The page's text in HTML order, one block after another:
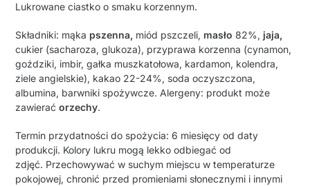
Lukrowane ciastko o smaku korzennym.
Składniki: mąka pszenna, miód pszczeli, masło 82%,jaja,
cukier (sacharoza, glukoza), przyprawa korzenna (cynamon,
goździki, imbir, gałka muszkatołowa, kardamon, kolendra,
ziele angielskie), kakao 22-24%, soda oczyszczona,
albumina, barwniki spożywcze. Alergeny: produkt może
zawieraćorzechy.
Termin przydatności do spożycia: 6 miesięcy od daty
produkcji. Kolory lukru mogą lekko odbiegać od
zdjęć. Przechowywać w suchym miejscu w temperaturze
pokojowej, chronić przed promieniami słonecznymi i innymi